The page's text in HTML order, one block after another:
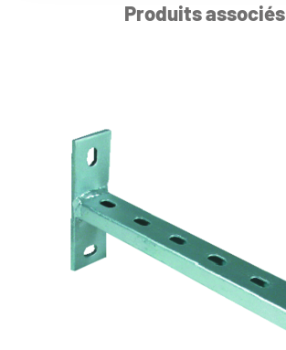
Produits associés